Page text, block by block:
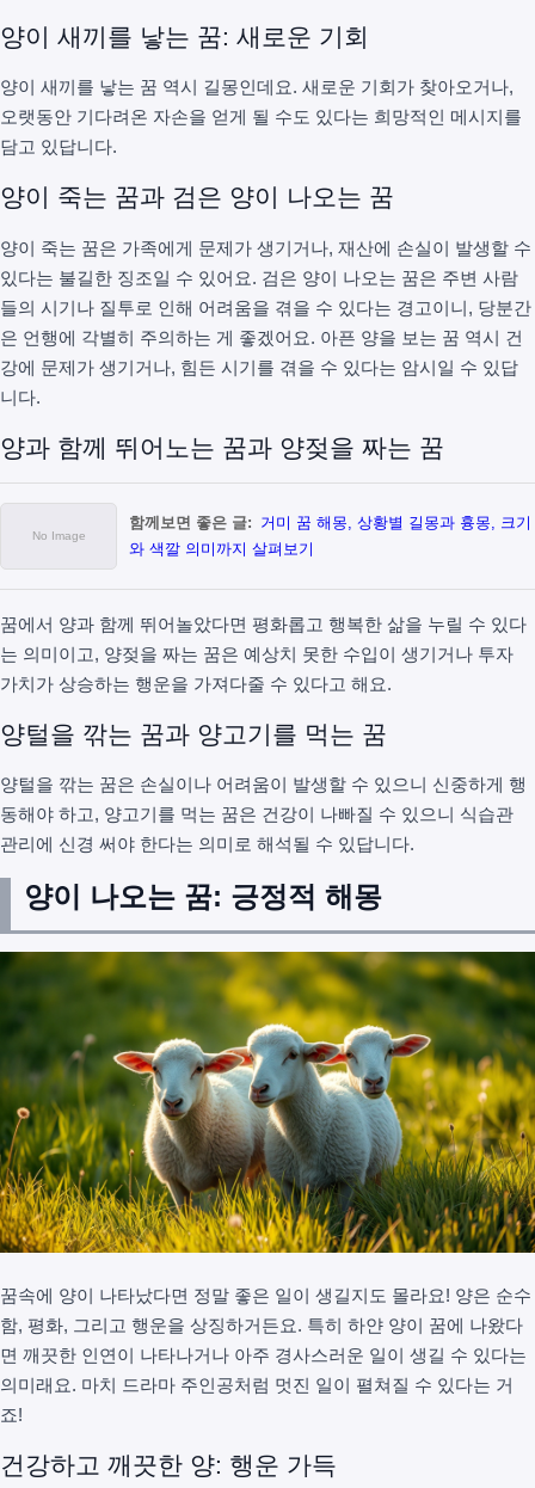
양이 새끼를 낳는 꿈: 새로운 기회
양이 새끼를 낳는 꿈 역시 길몽인데요. 새로운 기회가 찾아오거나,
오랫동안 기다려온 자손을 얻게 될 수도 있다는 희망적인 메시지를
담고 있답니다.
양이 죽는 꿈과 검은 양이 나오는 꿈
양이 죽는 꿈은 가족에게 문제가 생기거나, 재산에 손실이 발생할 수
있다는 불길한 징조일 수 있어요. 검은 양이 나오는 꿈은 주변 사람
들의 시기나 질투로 인해 어려움을 겪을 수 있다는 경고이니, 당분간
은 언행에 각별히 주의하는 게 좋겠어요. 아픈 양을 보는 꿈 역시 건
강에 문제가 생기거나, 힘든 시기를 겪을 수 있다는 암시일 수 있답
니다.
양과 함께 뛰어노는 꿈과 양젖을 짜는 꿈
함께보면 좋은 글: 거미 꿈 해몽, 상황별 길몽과 흉몽, 크기
와 색깔 의미까지 살펴보기
꿈에서 양과 함께 뛰어놀았다면 평화롭고 행복한 삶을 누릴 수 있다
는 의미이고, 양젖을 짜는 꿈은 예상치 못한 수입이 생기거나 투자
가치가 상승하는 행운을 가져다줄 수 있다고 해요.
양털을 깎는 꿈과 양고기를 먹는 꿈
양털을 깎는 꿈은 손실이나 어려움이 발생할 수 있으니 신중하게 행
동해야 하고, 양고기를 먹는 꿈은 건강이 나빠질 수 있으니 식습관
관리에 신경 써야 한다는 의미로 해석될 수 있답니다.
양이 나오는 꿈: 긍정적 해몽
꿈속에 양이 나타났다면 정말 좋은 일이 생길지도 몰라요! 양은 순수
함, 평화, 그리고 행운을 상징하거든요. 특히 하얀 양이 꿈에 나왔다
면 깨끗한 인연이 나타나거나 아주 경사스러운 일이 생길 수 있다는
의미래요. 마치 드라마 주인공처럼 멋진 일이 펼쳐질 수 있다는 거
죠!
건강하고 깨끗한 양: 행운 가득